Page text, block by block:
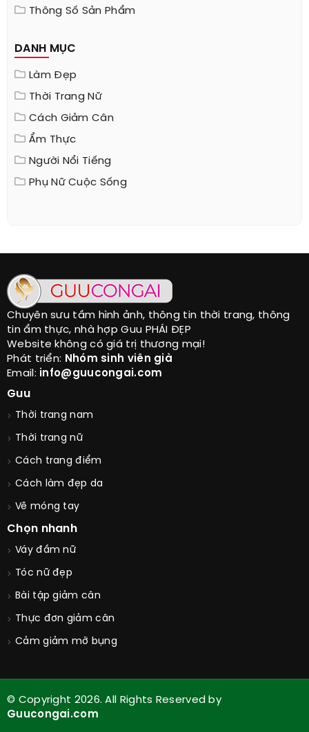
Thông Số Sản Phẩm
DANH MỤC
Làm Đẹp
Thời Trang Nữ
Cách Giảm Cân
Ẩm Thực
Người Nổi Tiếng
Phụ Nữ Cuộc Sống
Chuyên sưu tầm hình ảnh, thông tin thời trang, thông
tin ẩm thực, nhà hợp Guu PHÁI ĐẸP
Website không có giá trị thương mại!
Phát triển: Nhóm sinh viên già
Email: info@guucongai.com
Guu
Thời trang nam
Thời trang nữ
Cách trang điểm
Cách làm đẹp da
Vẽ móng tay
Chọn nhanh
Váy đầm nữ
Tóc nữ đẹp
Bài tập giảm cân
Thực đơn giảm cân
Cảm giảm mỡ bụng
© Copyright 2026. All Rights Reserved by
Guucongai.com